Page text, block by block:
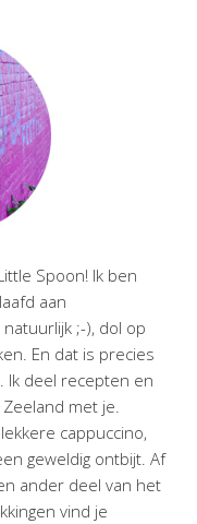
Spoon! Ik ben
aan
;-), dol op
En dat is precies
Ik deel recepten en
met je.
cappuccino,
geweldig ontbijt. Af
ander deel van het
vind je